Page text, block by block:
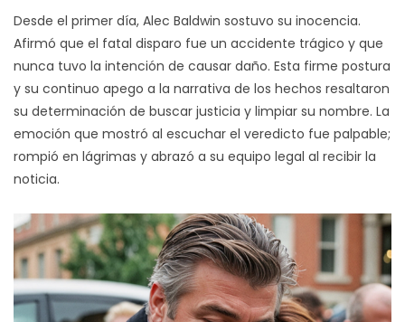
Desde el primer día, Alec Baldwin sostuvo su inocencia.
Afirmó que el fatal disparo fue un accidente trágico y que
nunca tuvo la intención de causar daño. Esta firme postura
y su continuo apego a la narrativa de los hechos resaltaron
su determinación de buscar justicia y limpiar su nombre. La
emoción que mostró al escuchar el veredicto fue palpable;
rompió en lágrimas y abrazó a su equipo legal al recibir la
noticia.